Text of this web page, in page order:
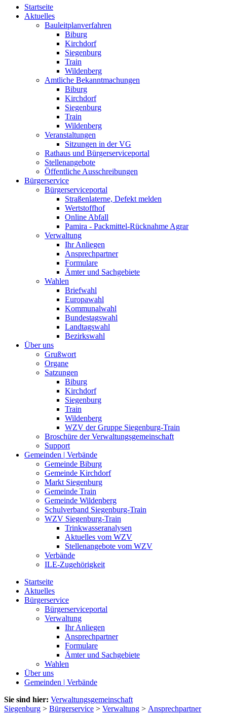
Startseite
Aktuelles
Bauleitplanverfahren
Biburg
Kirchdorf
Siegenburg
Train
Wildenberg
Amtliche Bekanntmachungen
Biburg
Kirchdorf
Siegenburg
Train
Wildenberg
Veranstaltungen
Sitzungen in der VG
Rathaus und Bürgerserviceportal
Stellenangebote
Öffentliche Ausschreibungen
Bürgerservice
Bürgerserviceportal
Straßenlaterne, Defekt melden
Wertstoffhof
Online Abfall
Pamira - Packmittel-Rücknahme Agrar
Verwaltung
Ihr Anliegen
Ansprechpartner
Formulare
Ämter und Sachgebiete
Wahlen
Briefwahl
Europawahl
Kommunalwahl
Bundestagswahl
Landtagswahl
Bezirkswahl
Über uns
Grußwort
Organe
Satzungen
Biburg
Kirchdorf
Siegenburg
Train
Wildenberg
WZV der Gruppe Siegenburg-Train
Broschüre der Verwaltungsgemeinschaft
Support
Gemeinden | Verbände
Gemeinde Biburg
Gemeinde Kirchdorf
Markt Siegenburg
Gemeinde Train
Gemeinde Wildenberg
Schulverband Siegenburg-Train
WZV Siegenburg-Train
Trinkwasseranalysen
Aktuelles vom WZV
Stellenangebote vom WZV
Verbände
ILE-Zugehörigkeit
Startseite
Aktuelles
Bürgerservice
Bürgerserviceportal
Verwaltung
Ihr Anliegen
Ansprechpartner
Formulare
Ämter und Sachgebiete
Wahlen
Über uns
Gemeinden | Verbände
Sie sind hier: Verwaltungsgemeinschaft
Siegenburg > Bürgerservice > Verwaltung > Ansprechpartner